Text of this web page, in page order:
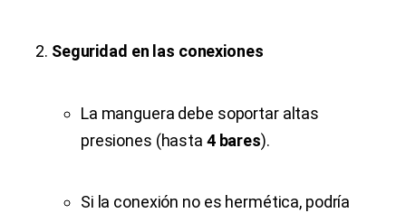
Seguridad en las conexiones
La manguera debe soportar altas
presiones (hasta 4 bares).
Si la conexión no es hermética, podría